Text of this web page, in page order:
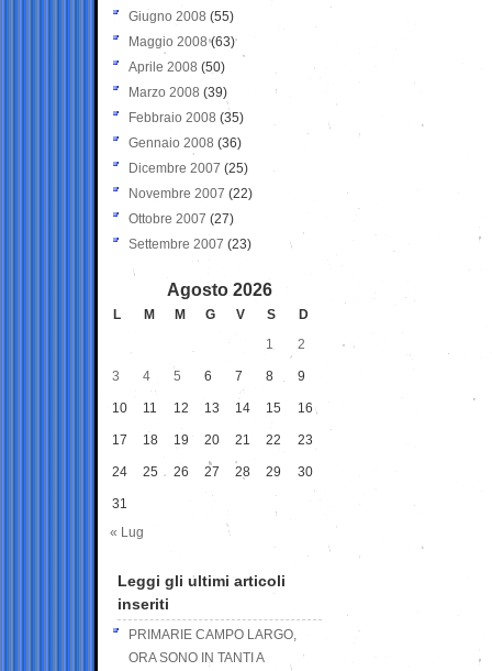
Giugno 2008 (55)
Maggio 2008(63)
Aprile 2008 (50)
Marzo 2008 (39)
Febbraio 2008 (35)
Gennaio 2008 (36)
Dicembre 2007 (25)
Novembre 2007 (22)
Ottobre 2007 (27)
Settembre 2007 (23)
Agosto 2026
L M M G V S
D
1
2
3 4 5 6 7 8 9
10 11 12 13 14 15 16
17 18 19 20 21 22 23
24 25 26 27 28 29 30
31
« Lug
Leggi gli ultimi articoli
inseriti
PRIMARIE CAMPO LARGO,
ORA SONO IN TANTI A